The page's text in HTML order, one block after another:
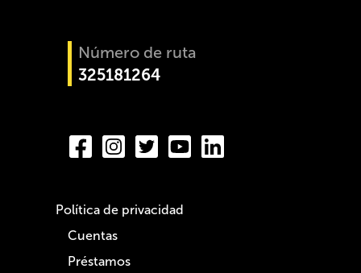
Número de ruta
325181264
Cuentas
Préstamos
Política de privacidad